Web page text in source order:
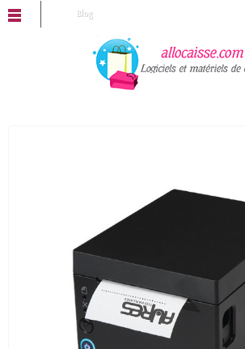
Blog
vous souhaite une bonne année 2025 !